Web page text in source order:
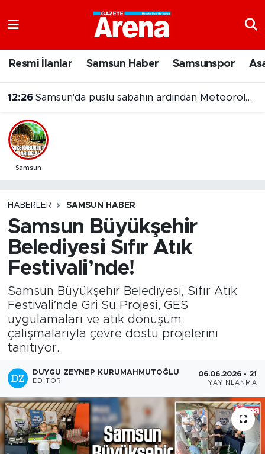
Resmi İlanlar Samsun Haber Samsunspor
12:26 Samsun'da puslu sabahın ardından Meteoroloji'den yağış uyarısı
Samsun
HABERLER SAMSUN HABER
Samsun Büyükşehir
Belediyesi Sıfır Atık
Festivali’nde!
Samsun Büyükşehir Belediyesi, Sıfır Atık
Festivali’nde Gri Su Projesi, GES
uygulamaları ve atık dönüşüm
çalışmalarıyla çevre dostu projelerini
tanıtıyor.
DUYGU ZEYNEP KURUMAHMUTOĞLU
EDITÖR
06.06.2026 -
YAYINLANMA
Samsun Namaz Vakitleri
Trafik Durumu
Süper Lig Puan Durumu ve Fikstür
Son Dakika Haberleri
Haber Arşivi